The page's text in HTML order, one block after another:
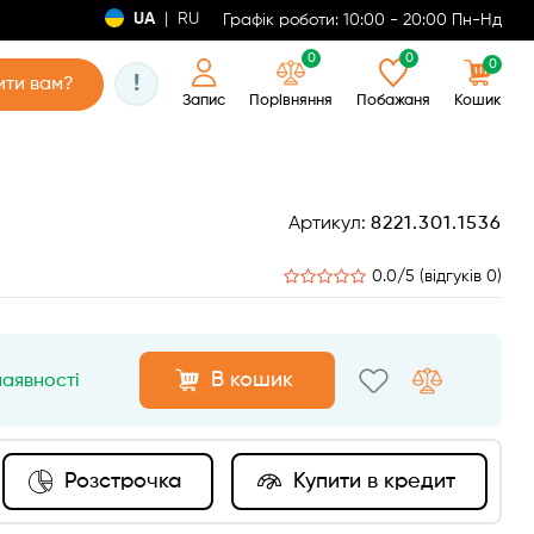
UA RU Графік роботи: 10:00 - 20:00 Пн-Нд
вам? !
Запис
0
Порівняння
0
Побажаня
0
Кошик
Артикул:8221.301.1536
0.0/5 (відгуків 0)
В кошик
Розстрочка Купити в кредит